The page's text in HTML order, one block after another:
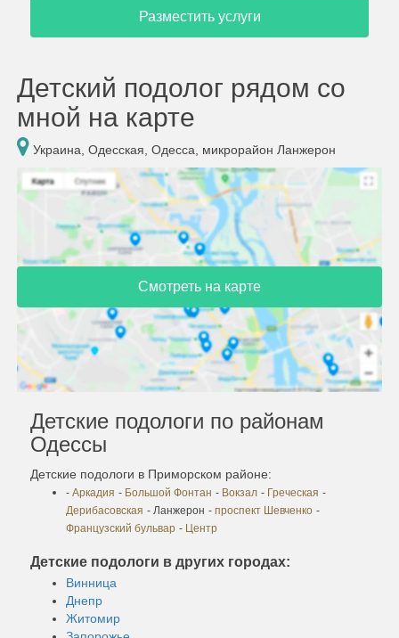
Разместить услуги
Детский подолог рядом со
мной на карте
Украина, Одесская, Одесса, микрорайон Ланжерон
Смотреть на карте
Детские подологи по районам
Одессы
Детские подологи в Приморском районе:
- Аркадия - Большой Фонтан - Вокзал - Греческая -
Дерибасовская - Ланжерон - проспект Шевченко -
Французский бульвар - Центр
Детские подологи в других городах:
Винница
Днепр
Житомир